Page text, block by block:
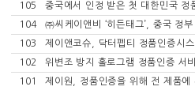
105
중국에서 인정 받은 첫 대한민국 정
104
㈜씨케이앤비 ‘히든태그’, 중국 정
103
제이앤코슈, 닥터펩티 정품인증시
102
위변조 방지 홀로그램 정품인증 서
101
제이원, 정품인증을 위해 전 제품에